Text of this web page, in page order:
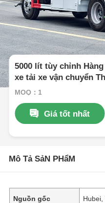
5000 lít tùy chỉnh
xe tải xe vận chuyển
MOQ：1
Giá tốt nhất
Mô Tả SảN PHẩM
Nguồn gốc Hubei,